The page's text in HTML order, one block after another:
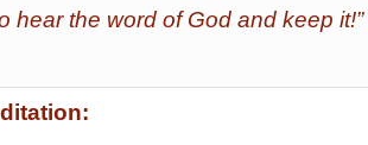
hear the word of God and keep it!”